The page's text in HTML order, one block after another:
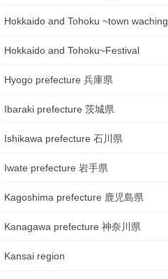
Hokkaido and Tohoku ~town waching
Hokkaido and Tohoku~Festival
Hyogo prefecture 兵庫県
Ibaraki prefecture 茨城県
Ishikawa prefecture 石川県
Iwate prefecture 岩手県
Kagoshima prefecture 鹿児島県
Kanagawa prefecture 神奈川県
Kansai region